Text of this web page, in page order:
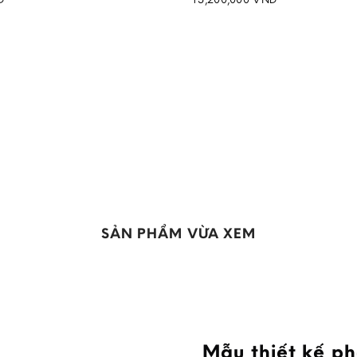
SẢN PHẨM VỪA XEM
Mẫu thiết kế